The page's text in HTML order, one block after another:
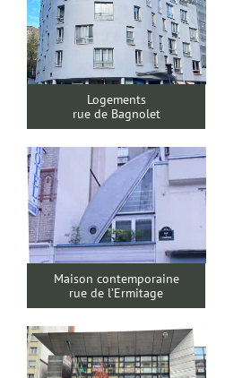
Logements
rue de Bagnolet
Maison contemporaine
rue de l’Ermitage